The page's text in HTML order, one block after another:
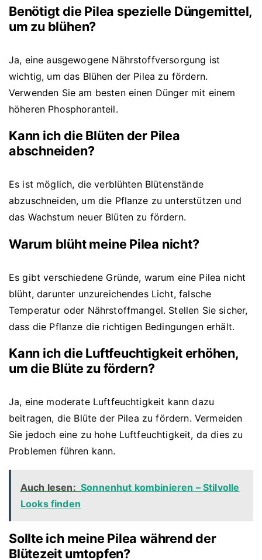
Benötigt die Pilea spezielle Düngemittel,
um zu blühen?
Ja, eine ausgewogene Nährstoffversorgung ist
wichtig, um das Blühen der Pilea zu fördern.
Verwenden Sie am besten einen Dünger mit einem
höheren Phosphoranteil.
Kann ich die Blüten der Pilea
abschneiden?
Es ist möglich, die verblühten Blütenstände
abzuschneiden, um die Pflanze zu unterstützen und
das Wachstum neuer Blüten zu fördern.
Warum blüht meine Pilea nicht?
Es gibt verschiedene Gründe, warum eine Pilea nicht
blüht, darunter unzureichendes Licht, falsche
Temperatur oder Nährstoffmangel. Stellen Sie sicher,
dass die Pflanze die richtigen Bedingungen erhält.
Kann ich die Luftfeuchtigkeit erhöhen,
um die Blüte zu fördern?
Ja, eine moderate Luftfeuchtigkeit kann dazu
beitragen, die Blüte der Pilea zu fördern. Vermeiden
Sie jedoch eine zu hohe Luftfeuchtigkeit, da dies zu
Problemen führen kann.
Auch lesen: Sonnenhut kombinieren – Stilvolle
Looks finden
Sollte ich meine Pilea während der
Blütezeit umtopfen?